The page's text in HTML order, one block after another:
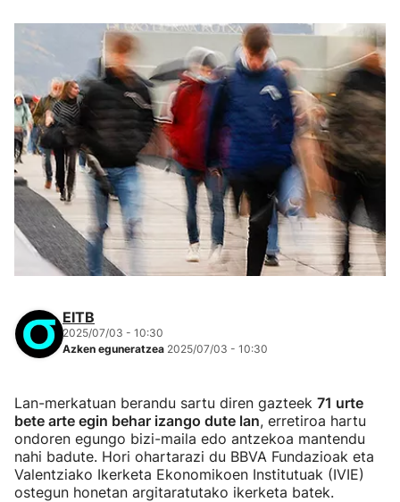
EITB
2025/07/03 - 10:30
Azken eguneratzea 2025/07/03 - 10:30
Lan-merkatuan berandu sartu diren gazteek 71 urte
bete arte egin behar izango dute lan, erretiroa hartu
ondoren egungo bizi-maila edo antzekoa mantendu
nahi badute. Hori ohartarazi du BBVA Fundazioak eta
Valentziako Ikerketa Ekonomikoen Institutuak (IVIE)
ostegun honetan argitaratutako ikerketa batek.